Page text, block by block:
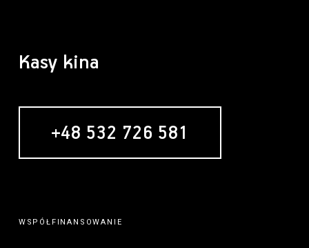
Kasy kina
+48 532 726 581
WSPÓŁFINANSOWANIE